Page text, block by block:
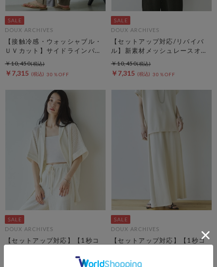
DOUX ARCHIVES
【接触冷感・ウォッシャブル・
ＵＶカット】サイドラインパン
ツ
￥7,315 30％OFF
￥10,450
DOUX ARCHIVES
【セットアップ対応/リバイバ
ル】新素材メッシュレースオー
バーシャツ
￥7,315 30％OFF
￥10,450
DOUX ARCHIVES
【セットアップ対応】【1秒コ
DOUX ARCHIVES
【セットアップ対応】【1秒コ
レアスカート
￥10,450